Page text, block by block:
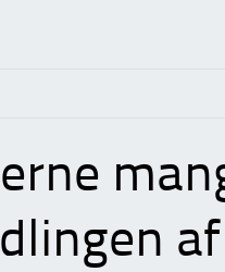
af